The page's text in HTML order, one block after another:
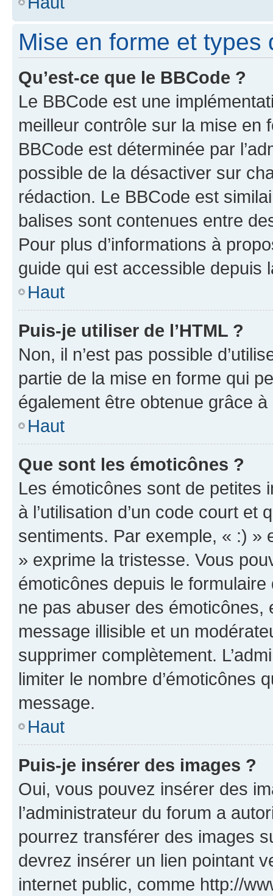
Mise en forme et types
Qu’est-ce que le BBCode ?
Le BBCode est une
meilleur contrôle sur la mise en
BBCode est déterminée par
possible de la désactiver sur
rédaction. Le BBCode est
balises sont contenues entre
Pour plus d’informations à
guide qui est accessible depuis
Haut
Puis-je utiliser de l’HTML ?
Non, il n’est pas possible
partie de la mise en forme qui
également être obtenue grâce à
Haut
Que sont les émoticônes ?
Les émoticônes sont de petites
à l’utilisation d’un code court et
sentiments. Par exemple, « :) »
» exprime la tristesse. Vous
émoticônes depuis le
ne pas abuser des
message illisible et un
supprimer complètement.
limiter le nombre d’émoticônes
message.
Haut
Puis-je insérer des images ?
Oui, vous pouvez insérer des
l’administrateur du forum a
pourrez transférer des images
devrez insérer un lien pointant
internet public, comme http://